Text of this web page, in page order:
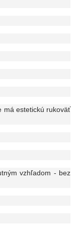
má estetickú rukoväť
vzhľadom - bez